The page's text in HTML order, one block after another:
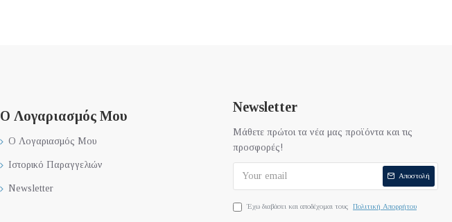
Ο Λογαριασμός Μου
Ο Λογαριασμός Μου
Ιστορικό Παραγγελιών
Newsletter
Newsletter
Μάθετε πρώτοι τα νέα μας προϊόντα και τις
προσφορές!
Αποστολή
Έχω διαβάσει και αποδέχομαι τους Πολιτική Απορρήτου